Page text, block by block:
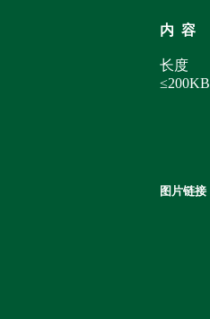
内 容
长度
≤200KB
图片链接